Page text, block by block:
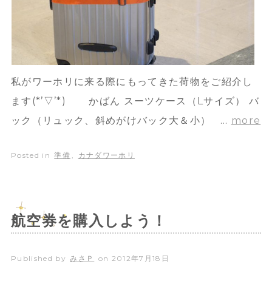
私がワーホリに来る際にもってきた荷物をご紹介し
ます(*’▽’*) かばん スーツケース（Lサイズ） バ
ック（リュック、斜めがけバック大＆小） … more
Posted in 準備 カナダワーホリ
航空券を購入しよう！
Published by みさＰ on 2012年7月18日